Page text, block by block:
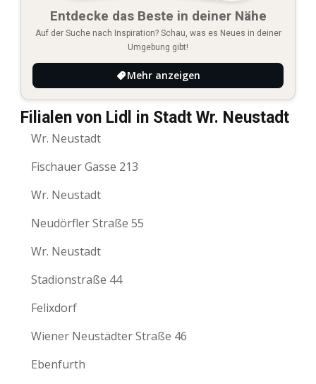
Entdecke das Beste in deiner Nähe
Auf der Suche nach Inspiration? Schau, was es Neues in deiner
Umgebung gibt!
Mehr anzeigen
Filialen von Lidl in Stadt Wr. Neustadt
Wr. Neustadt
Fischauer Gasse 213
Wr. Neustadt
Neudörfler Straße 55
Wr. Neustadt
Stadionstraße 44
Felixdorf
Wiener Neustädter Straße 46
Ebenfurth